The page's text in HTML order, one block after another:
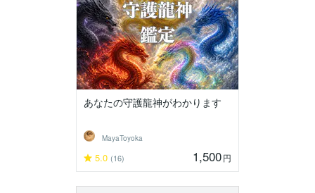
あなたの守護龍神がわかります
MayaToyoka
5.0 (16) 1,500円